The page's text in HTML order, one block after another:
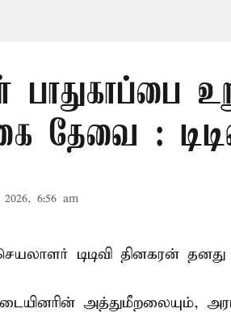
தேவை :
6:56 am
டிடிவி தினகரன் தனது
அத்துமீறலையும்,